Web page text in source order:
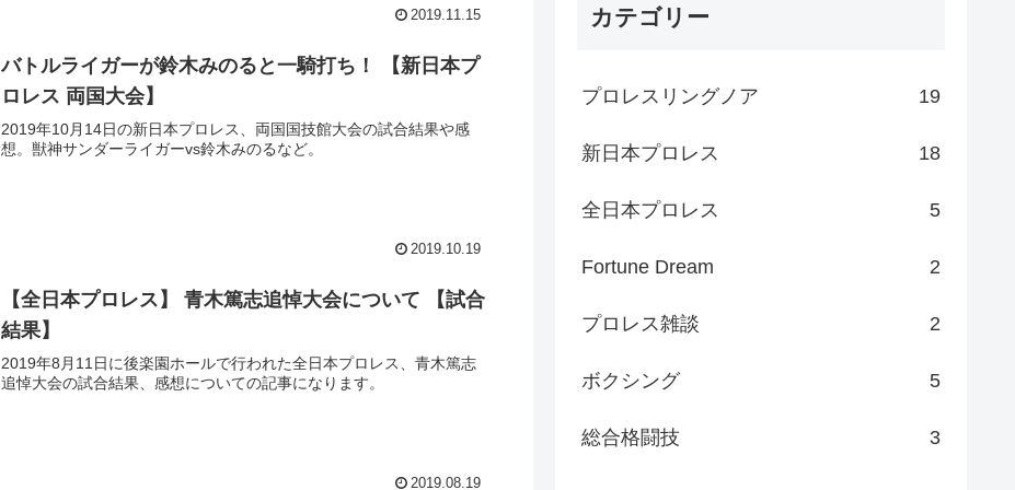
2019.11.15
バトルライガーが鈴木みのると一騎打ち！ 【新日本プ
ロレス 両国大会】
2019年10月14日の新日本プロレス、両国国技館大会の試合結果や感
想。獣神サンダーライガーvs鈴木みのるなど。
2019.10.19
【全日本プロレス】 青木篤志追悼大会について 【試合
結果】
2019年8月11日に後楽園ホールで行われた全日本プロレス、青木篤志
追悼大会の試合結果、感想についての記事になります。
2019.08.19
カテゴリー
プロレスリングノア 19
新日本プロレス 18
全日本プロレス 5
Fortune Dream 2
プロレス雑談 2
ボクシング 5
総合格闘技 3